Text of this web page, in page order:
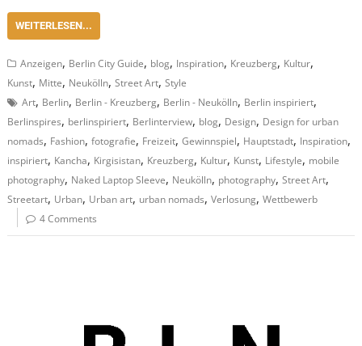
WEITERLESEN...
Anzeigen, Berlin City Guide, blog, Inspiration, Kreuzberg, Kultur,
Kunst, Mitte, Neukölln,Street Art,Style
Art, Berlin, Berlin - Kreuzberg, Berlin - Neukölln, Berlin inspiriert,
Berlinspires, berlinspiriert, Berlinterview, blog, Design, Design for urban
nomads, Fashion,fotografie, Freizeit,Gewinnspiel, Hauptstadt, Inspiration,
inspiriert, Kancha, Kirgisistan, Kreuzberg, Kultur, Kunst, Lifestyle, mobile
photography, Naked Laptop Sleeve, Neukölln, photography,Street Art,
Streetart, Urban, Urban art, urban nomads,Verlosung,Wettbewerb
4 Comments